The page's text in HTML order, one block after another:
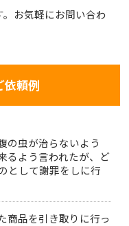
お気軽にお問い合わ
依頼例
の虫が治らないよう
るよう言われたが、ど
として謝罪をしに行
商品を引き取りに行っ